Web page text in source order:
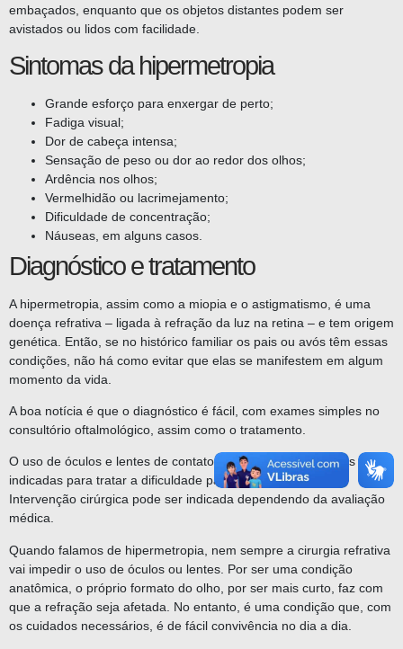
embaçados, enquanto que os objetos distantes podem ser
avistados ou lidos com facilidade.
Sintomas da hipermetropia
Grande esforço para enxergar de perto;
Fadiga visual;
Dor de cabeça intensa;
Sensação de peso ou dor ao redor dos olhos;
Ardência nos olhos;
Vermelhidão ou lacrimejamento;
Dificuldade de concentração;
Náuseas, em alguns casos.
Diagnóstico e tratamento
A hipermetropia, assim como a miopia e o astigmatismo, é uma
doença refrativa – ligada à refração da luz na retina – e tem origem
genética. Então, se no histórico familiar os pais ou avós têm essas
condições, não há como evitar que elas se manifestem em algum
momento da vida.
A boa notícia é que o diagnóstico é fácil, com exames simples no
consultório oftalmológico, assim como o tratamento.
O uso de óculos e lentes de contato são as alternativas mais
indicadas para tratar a dificuldade paraenxergar de perto
.
Intervenção cirúrgica pode ser indicada dependendo da avaliação
médica.
Quando falamos de hipermetropia, nem sempre a cirurgia refrativa
vai impedir o uso de óculos ou lentes. Por ser uma condição
anatômica, o próprio formato do olho, por ser mais curto, faz com
que a refração seja afetada. No entanto, é uma condição que, com
os cuidados necessários, é de fácil convivência no dia a dia.